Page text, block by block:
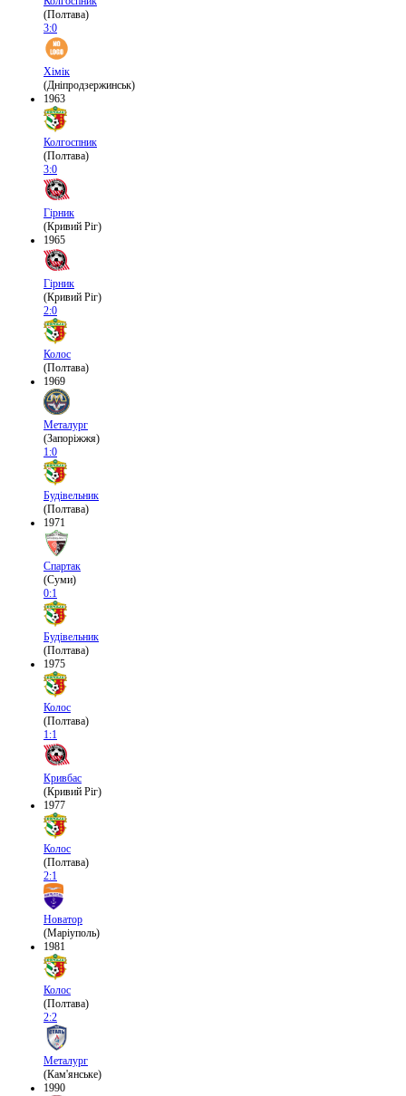
(Полтава)
3:0
Хімік
(Дніпродзержинськ)
1963
Колгоспник
(Полтава)
3:0
Гірник
(Кривий Ріг)
1965
Гірник
(Кривий Ріг)
2:0
Колос
(Полтава)
1969
Металург
(Запоріжжя)
1:0
Будівельник
(Полтава)
1971
Спартак
(Суми)
0:1
Будівельник
(Полтава)
1975
Колос
(Полтава)
1:1
Кривбас
(Кривий Ріг)
1977
Колос
(Полтава)
2:1
Новатор
(Маріуполь)
1981
Колос
(Полтава)
2:2
Металург
(Кам'янське)
1990